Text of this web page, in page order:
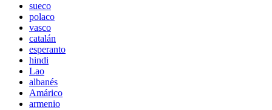
sueco
polaco
vasco
catalán
esperanto
hindi
Lao
albanés
Amárico
armenio